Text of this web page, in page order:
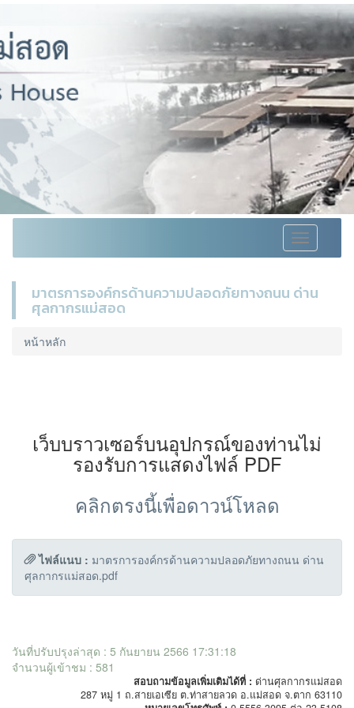
Toggle
navigation
มาตรการองค์กรด้านความปลอดภัยทางถนน ด่าน
ศุลกากรแม่สอด
หน้าหลัก
เว็บบราวเซอร์บนอุปกรณ์ของท่านไม่
รองรับการแสดงไฟล์ PDF
คลิกตรงนี้เพื่อดาวน์โหลด
ไฟล์แนบ : มาตรการองค์กรด้านความปลอดภัยทางถนน ด่าน
ศุลกากรแม่สอด.pdf
วันที่ปรับปรุงล่าสุด : 5 กันยายน 2566 17:31:18
จำนวนผู้เข้าชม : 581
สอบถามข้อมูลเพิ่มเติมได้ที่ : ด่านศุลกากรแม่สอด
287 หมู่ 1 ถ.สายเอเซีย ต.ท่าสายลวด อ.แม่สอด จ.ตาก 63110